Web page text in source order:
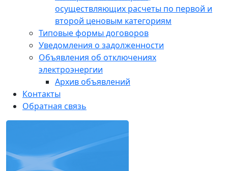
осуществляющих расчеты по первой и
второй ценовым категориям
Типовые формы договоров
Уведомления о задолженности
Объявления об отключениях
электроэнергии
Архив объявлений
Контакты
Обратная связь